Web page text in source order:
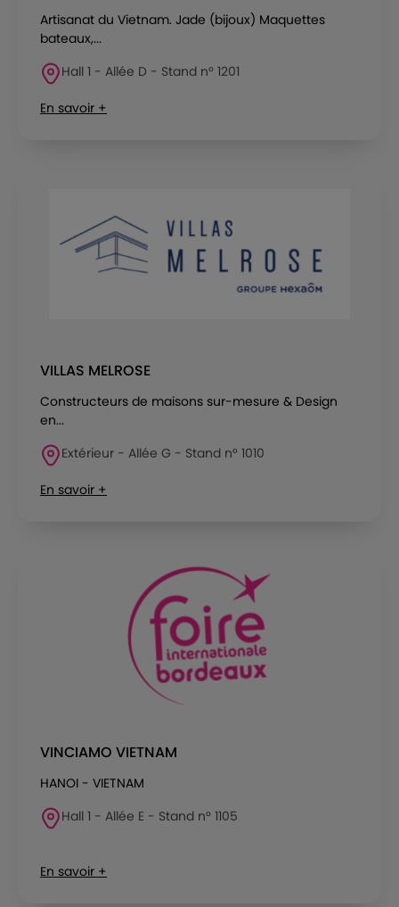
Artisanat du Vietnam. Jade (bijoux) Maquettes
bateaux,...
Hall 1 - Allée D - Stand n° 1201
En savoir +
VILLAS MELROSE
Constructeurs de maisons sur-mesure & Design
en...
Extérieur - Allée G - Stand n° 1010
En savoir +
VINCIAMO VIETNAM
HANOI - VIETNAM
Hall 1 - Allée E - Stand n° 1105
En savoir +